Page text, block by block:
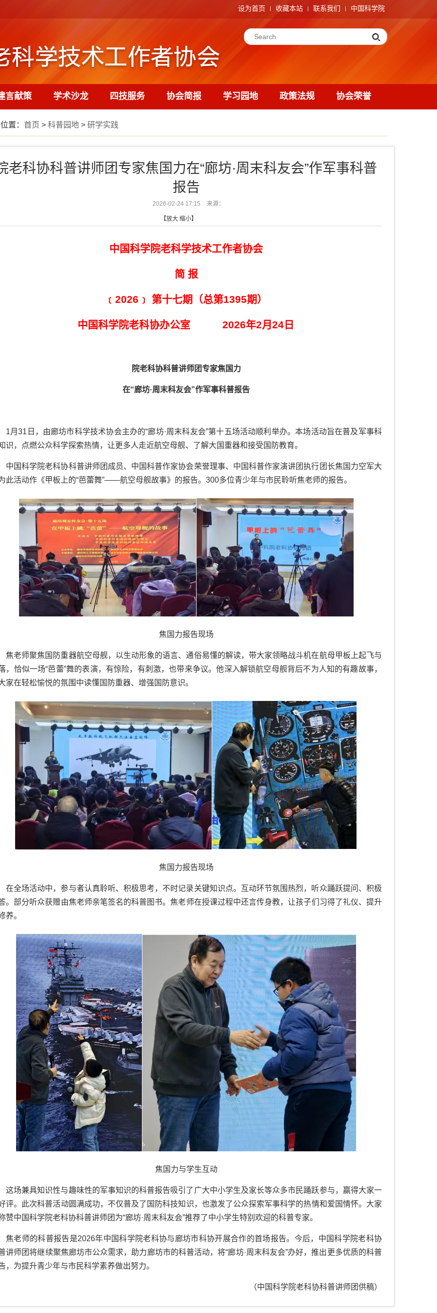
设为首页 收藏本站 联系我们 中国科学院
言献策 学术沙龙 四技服务 协会简报 学习园地 政策法规 协会荣誉
置： 首页 > 科普园地 > 研学实践
老科协科普讲师团专家焦国力在“廊坊·周末科友会”作军事科普
报告
2026-02-24 17:15 来源：
【放大 缩小】
中国科学院老科学技术工作者协会
简 报
﹝2026﹞ 第十七期（总第1395期）
中国科学院老科协办公室 2026年2月24日
院老科协科普讲师团专家焦国力
在“廊坊·周末科友会”作军事科普报告
1月31日，由廊坊市科学技术协会主办的“廊坊·周末科友会”第十五场活动顺利举办。本场活动旨在普及军事科
识，点燃公众科学探索热情，让更多人走近航空母舰、了解大国重器和接受国防教育。
中国科学院老科协科普讲师团成员、中国科普作家协会荣誉理事、中国科普作家演讲团执行团长焦国力空军大
此活动作《甲板上的“芭蕾舞”——航空母舰故事》的报告。300多位青少年与市民聆听焦老师的报告。
焦国力报告现场
焦老师聚焦国防重器航空母舰，以生动形象的语言、通俗易懂的解读，带大家领略战斗机在航母甲板上起飞与
，恰似一场“芭蕾”舞的表演，有惊险，有刺激，也带来争议。他深入解锁航空母舰背后不为人知的有趣故事，
家在轻松愉悦的氛围中读懂国防重器、增强国防意识。
焦国力报告现场
在全场活动中，参与者认真聆听、积极思考，不时记录关键知识点。互动环节氛围热烈，听众踊跃提问、积极
。部分听众获赠由焦老师亲笔签名的科普图书。焦老师在授课过程中还言传身教，让孩子们习得了礼仪、提升
养。
焦国力与学生互动
这场兼具知识性与趣味性的军事知识的科普报告吸引了广大中小学生及家长等众多市民踊跃参与，赢得大家一
评。此次科普活动圆满成功，不仅普及了国防科技知识，也激发了公众探索军事科学的热情和爱国情怀。大家
赞中国科学院老科协科普讲师团为“廊坊·周末科友会”推荐了中小学生特别欢迎的科普专家。
焦老师的科普报告是2026年中国科学院老科协与廊坊市科协开展合作的首场报告。今后，中国科学院老科协
讲师团将继续聚焦廊坊市公众需求，助力廊坊市的科普活动，将“廊坊·周末科友会”办好，推出更多优质的科普
，为提升青少年与市民科学素养做出努力。
（中国科学院老科协科普讲师团供稿）